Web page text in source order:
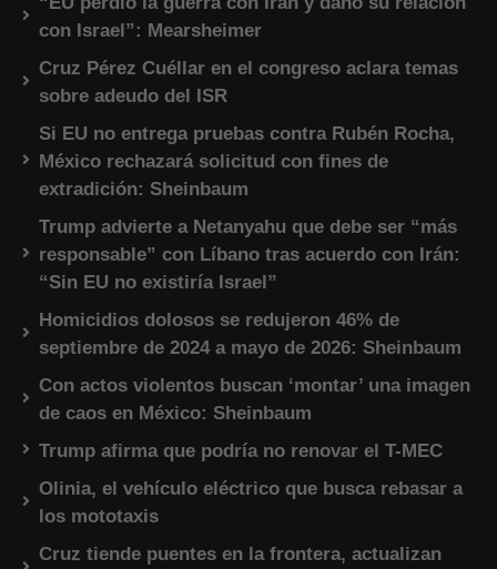
con Israel”: Mearsheimer
Cruz Pérez Cuéllar en el congreso aclara temas
sobre adeudo del ISR
Si EU no entrega pruebas contra Rubén Rocha,
México rechazará solicitud con fines de
extradición: Sheinbaum
Trump advierte a Netanyahu que debe ser “más
responsable” con Líbano tras acuerdo con Irán:
“Sin EU no existiría Israel”
Homicidios dolosos se redujeron 46% de
septiembre de 2024 a mayo de 2026: Sheinbaum
Con actos violentos buscan ‘montar’ una imagen
de caos en México: Sheinbaum
Trump afirma que podría no renovar el T-MEC
Olinia, el vehículo eléctrico que busca rebasar a
los mototaxis
Cruz tiende puentes en la frontera, actualizan